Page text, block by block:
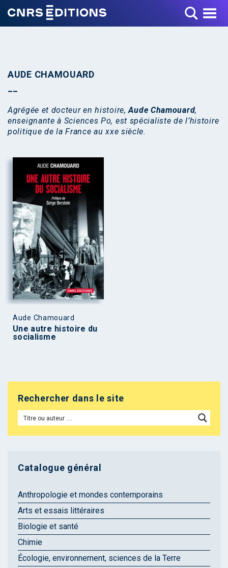
Toggle Menu
AUDE CHAMOUARD
Agrégée et docteur en histoire,Aude Chamouard,
enseignante à Sciences Po, est spécialiste de l’histoire
politique de la France au xxe siècle.
Aude Chamouard
Une autre histoire du
socialisme
Rechercher dans le site
Catalogue général
Anthropologie et mondes contemporains
Arts et essais littéraires
Biologie et santé
Chimie
Écologie, environnement, sciences de la Terre